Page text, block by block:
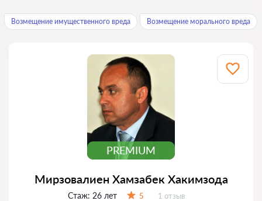
Возмещение имущественного вреда Возмещение морального вреда
PREMIUM
Мирзовалиен Хамзабек Хакимзода
Стаж: 26 лет 5 Отзывов:
1 отзыв